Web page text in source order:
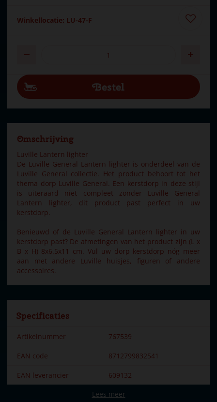
Winkellocatie: LU-47-F
Omschrijving
Luville Lantern lighter
De Luville General Lantern lighter is onderdeel van de
Luville General collectie. Het product behoort tot het
thema dorp Luville General. Een kerstdorp in deze stijl
is uiteraard niet compleet zonder Luville General
Lantern lighter, dit product past perfect in uw
kerstdorp.
Benieuwd of de Luville General Lantern lighter in uw
kerstdorp past? De afmetingen van het product zijn (L x
B x H) 8x6.5x11 cm. Vul uw dorp kerstdorp nóg meer
aan met andere Luville huisjes, figuren of andere
accessoires.
Specificaties
Artikelnummer 767539
EAN code 8712799832541
EAN leverancier 609132
Luville
Lees meer